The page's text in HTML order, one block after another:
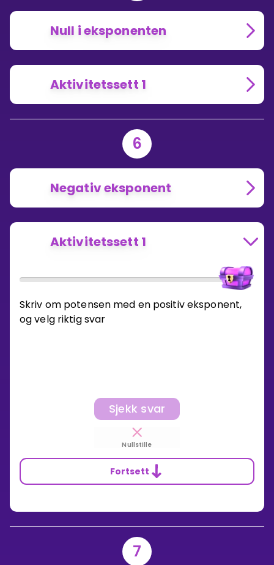
Null i eksponenten
Aktivitetssett 1
6
Negativ eksponent
Aktivitetssett 1
Skriv om potensen med en positiv eksponent,
og velg riktig svar
Sjekk svar
Nullstille
Fortsett
7